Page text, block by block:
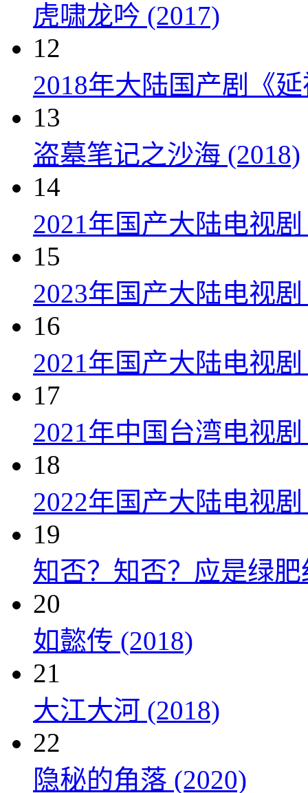
虎啸龙吟 (2017)
12
2018年大陆国产剧《
13
盗墓笔记之沙海 (2018)
14
2021年国产大陆电视
15
2023年国产大陆电视
16
2021年国产大陆电视
17
2021年中国台湾电视
18
2022年国产大陆电视
19
知否？知否？应是绿肥
20
如懿传 (2018)
21
大江大河 (2018)
22
隐秘的角落 (2020)